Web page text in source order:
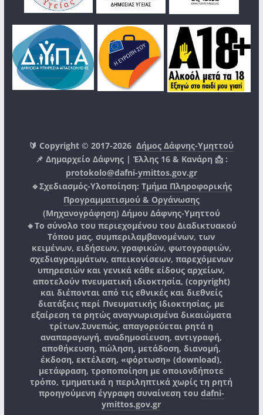
🔰 Copyright © 2017-2026Δήμος Δάφνης-Υμηττού
📌 Δημαρχείο Δάφνης | Έλλης 16 & Κανάρη 📩 :
protokolo@dafni-ymittos.gov.gr
🔹Σχεδιασμός-Υλοποίηση: Τμήμα Πληροφορικής
Προγραμματισμού & Οργάνωσης
(Μηχανογράφηση) Δήμου Δάφνης-Υμηττού
🔸Το σύνολο του περιεχομένου του Διαδικτυακού
Τόπου μας, συμπεριλαμβανομένων, των
κειμένων, ειδήσεων, γραφικών, φωτογραφιών,
σχεδιαγραμμάτων, απεικονίσεων, παρεχόμενων
υπηρεσιών και γενικά κάθε είδους αρχείων,
αποτελούν πνευματική ιδιοκτησία, (copyright)
και διέπονται από τις εθνικές και διεθνείς
διατάξεις περί Πνευματικής Ιδιοκτησίας, με
εξαίρεση τα ρητώς αναγνωρισμένα δικαιώματα
τρίτων.Συνεπώς, απαγορεύεται ρητά η
αναπαραγωγή, αναδημοσίευση, αντιγραφή,
αποθήκευση, πώληση, μετάδοση, διανομή,
έκδοση, εκτέλεση, «φόρτωση» (download),
μετάφραση, τροποποίηση με οποιονδήποτε
τρόπο, τμηματικά η περιληπτικά χωρίς τη ρητή
προηγούμενη έγγραφη συναίνεση του dafni-
ymittos.gov.gr